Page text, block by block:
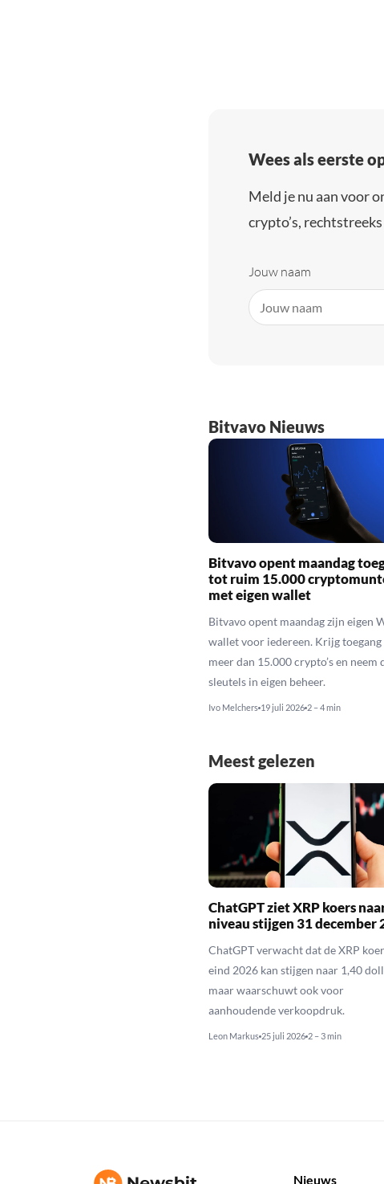
Wees als eerste
Meld je nu aan voor
crypto’s,
Jouw naam
Bitvavo Nieuws
Bitvavo opent maandag
tot ruim 15.000
met eigen wallet
Bitvavo opent maandag zijn eigen
wallet voor iedereen. Krijg
meer dan 15.000 crypto’s en neem
sleutels in eigen beheer.
Ivo Melchers 19 juli 2026 2 – 4 min
Meest gelezen
ChatGPT ziet XRP koers
niveau stijgen 31 december
ChatGPT verwacht dat de XRP
eind 2026 kan stijgen naar 1,40
maar waarschuwt ook voor
aanhoudende verkoopdruk.
Leon Markus 25 juli 2026 2 – 3 min
Nieuws